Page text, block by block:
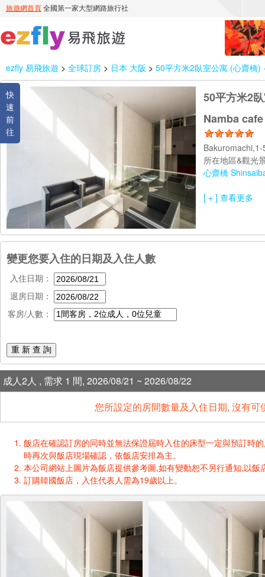
ezfly 易飛旅遊 > 全球訂房 > 日本 大阪 > 50平方米2臥室公寓 (心齋橋
快
速
前
往
50平方米2
Namba
所在地區&觀光
心齋橋
[ + ] 查看更多
變更您要入住的日期及入住人數
入住日期：
退房日期：
客房/人數：
重 新 查 詢
成人2人 , 需求 1 間, 2026/08/21 ~ 2026/08/22
您所設定的房間數量及入住日期, 沒有
飯店在確認訂房的同時並無法保證屆時入住的床型一定與預訂時
時再次與飯店現場確認，依飯店安排為主。
本公司網站上圖片為飯店提供參考圖,如有變動恕不另行通知,以飯
訂購韓國飯店，入住代表人需為19歲以上。